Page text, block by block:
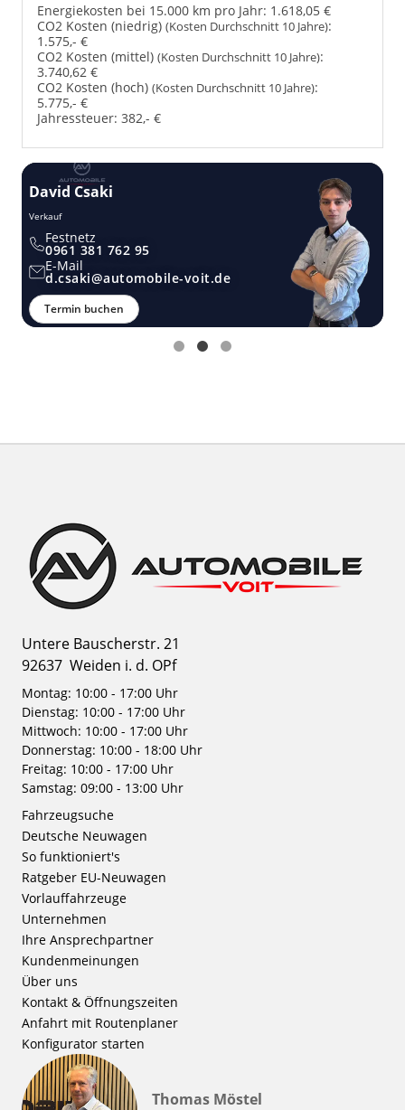
Energiekosten bei 15.000 km pro Jahr: 1.618,05 €
CO2 Kosten (niedrig) (Kosten Durchschnitt 10 Jahre):
1.575,- €
CO2 Kosten (mittel) (Kosten Durchschnitt 10 Jahre):
3.740,62 €
CO2 Kosten (hoch) (Kosten Durchschnitt 10 Jahre):
5.775,- €
Jahressteuer: 382,- €
David Csaki
Verkauf
Festnetz
0961 381 762 95
E-Mail
d.csaki@automobile-voit.de
Termin buchen
Untere Bauscherstr. 21
92637 Weiden i. d. OPf
Montag: 10:00 - 17:00 Uhr
Dienstag: 10:00 - 17:00 Uhr
Mittwoch: 10:00 - 17:00 Uhr
Donnerstag: 10:00 - 18:00 Uhr
Freitag: 10:00 - 17:00 Uhr
Samstag: 09:00 - 13:00 Uhr
Fahrzeugsuche
Deutsche Neuwagen
So funktioniert's
Ratgeber EU-Neuwagen
Vorlauffahrzeuge
Unternehmen
Ihre Ansprechpartner
Kundenmeinungen
Über uns
Kontakt & Öffnungszeiten
Anfahrt mit Routenplaner
Konfigurator starten
Thomas Möstel